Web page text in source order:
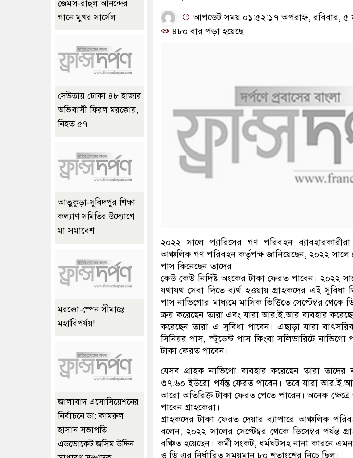
আপডেট সময় ০১:৫২:১৭ অপরাহ্ন, রবিবার, ৫
৪৮০ বার পড়া হয়েছে
২০২২ সালে প্যারিসের গণ পরিবহন
আঞ্চলিক গণ পরিবহন কর্তৃপক্ষ জানিয়েছেন, ২০২২ সালে
পাস কিনেছেন তাদের
কেউ কেউ নির্দিষ্ট অংকের টাকা ফেরত পাবেন। ২০২২
যথাযথ সেবা দিতে ব্যর্থ হওয়ায় গ্রাহকদের এই সুবিধা
পাস নাভিগোর মাধ্যমে মাসিক ভিত্তিতে সেপ্টেম্বর থেকে
ক্রয় করেছেন তারা এবং যারা আর.ই.আর ব্যবহার
করেছেন তারা এ সুবিধা পাবেন। এছাড়া যারা
সিনিয়র পাস, স্টুডেন্ট পাস কিংবা সলিডারিটে
টাকা ফেরত পাবেন।
যেসব গ্রাহক নাভিগো ব্যবহার করেছেন তারা তাদের
৩৭.৬০ ইউরো পর্যন্ত ফেরত পাবেন। তবে যারা
আরো অতিরিক্ত টাকা ফেরত পেতে পারেন। অনেক
পাবেন গ্রাহকেরা।
গ্রাহকদের টাকা ফেরত দেয়ার ব্যাপারে আঞ্চলিক
বলেন, ২০২২ সালের সেপ্টেম্বর থেকে ডিসেম্বর পর্যন্ত
বঞ্চিত হয়েছেন। কর্মী সংকট, ধর্মঘটসহ নানা কারনে
ও ডি এর নির্ধারিত সময়মান ৮০ শতাংশের নিচে ছিল।
জেমস-রাহুল আনন্দের
গানে মুখর সার্সেল
সেউতায় ঢোকা ৪৮ হাজার
অভিবাসী ফিরল মরক্কোয়,
নিহত ৫৭
আতুকুড়া-সুবিদপুর শিক্ষা
কল্যাণ সমিতির উদ্যোগে
মা সমাবেশ
মরক্কো-স্পেন সীমান্তে
মহাবিপর্যয়!
জালাবাদ এসোসিয়েশনের
নির্বাচনে ডা: কামরুল
হাসান সভাপতি
এডভোকেট জসিম উদ্দিন